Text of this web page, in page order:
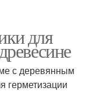
для
с деревянным
герметизации